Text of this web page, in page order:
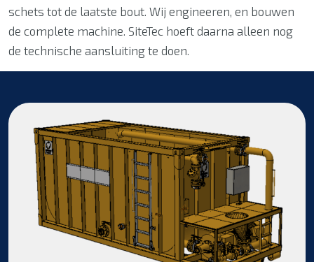
schets tot de laatste bout. Wij engineeren, en bouwen
de complete machine. SiteTec hoeft daarna alleen nog
de technische aansluiting te doen.